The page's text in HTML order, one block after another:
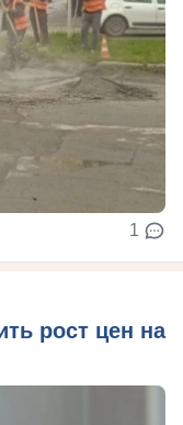
1
рост цен на